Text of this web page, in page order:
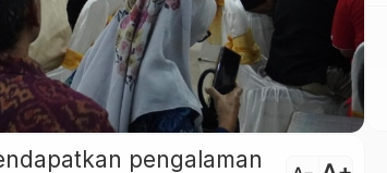
pengalaman